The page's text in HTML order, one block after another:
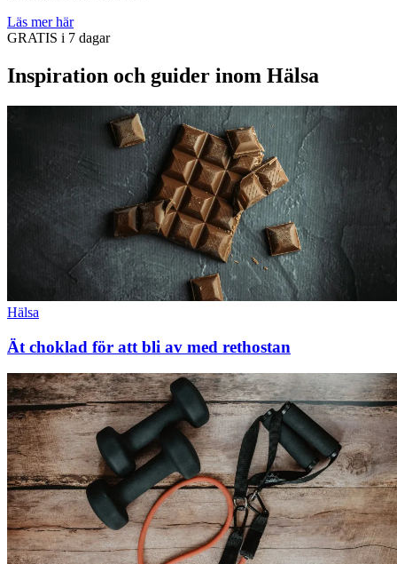
Läs mer här
GRATIS i 7 dagar
Inspiration och guider inom Hälsa
Hälsa
Ät choklad för att bli av med rethostan